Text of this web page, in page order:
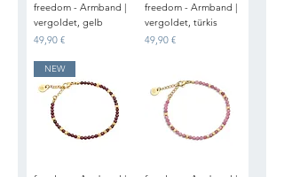
freedom - Armband |
vergoldet, gelb
Preis
49,90 €
freedom - Armband |
vergoldet, türkis
Preis
49,90 €
NEW